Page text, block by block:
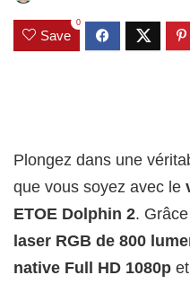
Save
0
Plongez dans une
que vous soyez avec le
ETOE Dolphin 2.
laser RGB de 800
native Full HD 1080p